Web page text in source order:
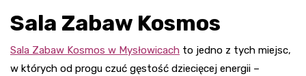
Sala Zabaw Kosmos
Sala Zabaw Kosmos w Mysłowicach to jedno z tych miejsc,
w których od progu czuć gęstość dziecięcej energii –